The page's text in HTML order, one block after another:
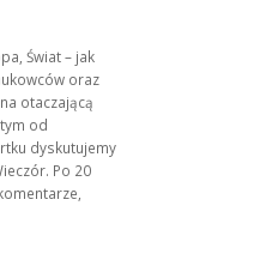
Świat – jak
oraz
otaczającą
od
dyskutujemy
Po 20